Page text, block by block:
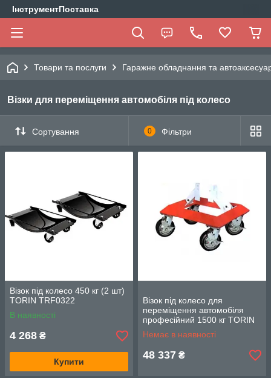
ІнструментПоставка
Товари та послуги Гаражне обладнання та
Візки для переміщення автомобіля під колесо
Сортування 0 Фільтри
Візок під колесо 450 кг (2 шт)
TORIN TRF0322
В наявності
4 268 ₴
Купити
Візок під колесо для
переміщення автомобіля
професійний 1500 кг TORIN
TRF0422
Немає в наявності
48 337 ₴